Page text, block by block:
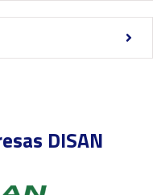
DISAN